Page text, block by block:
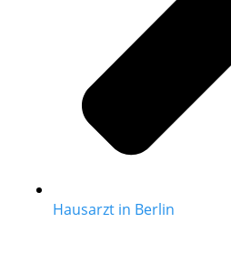
Hausarzt in Berlin